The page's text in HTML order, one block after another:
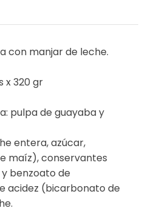
con manjar de leche.
x 320 gr
pulpa de guayaba y
entera, azúcar,
maíz), conservantes
benzoato de
acidez (bicarbonato de